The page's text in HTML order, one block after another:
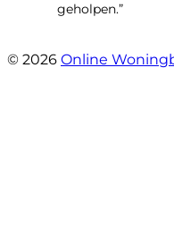
geholpen.”
© 2026 Online